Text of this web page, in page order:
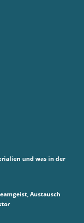
und was in der
Austausch